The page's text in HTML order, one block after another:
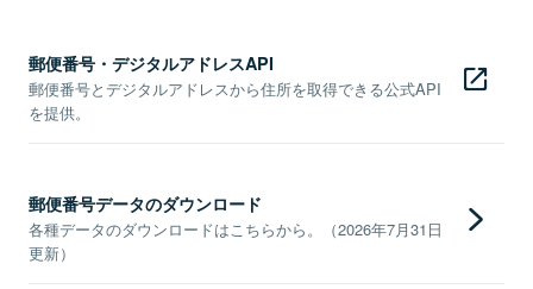
郵便番号・デジタルアドレスAPI
郵便番号とデジタルアドレスから住所を取得できる公式API
を提供。
郵便番号データのダウンロード
各種データのダウンロードはこちらから。（2026年7月31日
更新）